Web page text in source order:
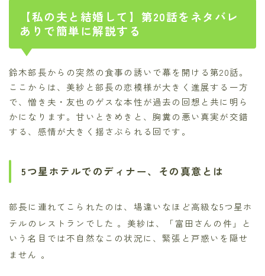
【私の夫と結婚して】第20話をネタバレ
ありで簡単に解説する
鈴木部長からの突然の食事の誘いで幕を開ける第20話。
ここからは、美紗と部長の恋模様が大きく進展する一方
で、憎き夫・友也のゲスな本性が過去の回想と共に明ら
かになります。甘いときめきと、胸糞の悪い真実が交錯
する、感情が大きく揺さぶられる回です。
5つ星ホテルでのディナー、その真意とは
部長に連れてこられたのは、場違いなほど高級な5つ星ホ
テルのレストランでした 。美紗は、「富田さんの件」と
いう名目では不自然なこの状況に、緊張と戸惑いを隠せ
ません 。